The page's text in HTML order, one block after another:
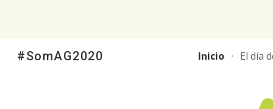
#SomAG2020 Inicio El día